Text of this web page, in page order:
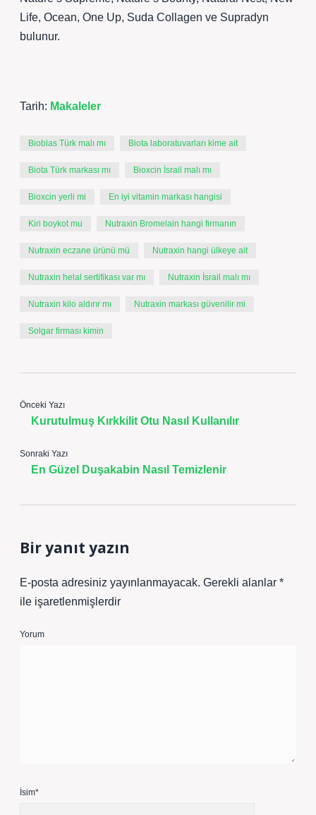
Life, Ocean, One Up, Suda Collagen ve Supradyn
bulunur.
Tarih: Makaleler
Bioblas Türk malı mı Biota laboratuvarları kime ait
Biota Türk markası mı Bioxcin İsrail malı mı
Bioxcin yerli mi En iyi vitamin markası hangisi
Kiri boykot mu Nutraxin Bromelain hangi firmanın
Nutraxin eczane ürünü mü Nutraxin hangi ülkeye ait
Nutraxin helal sertifikası var mı Nutraxin İsrail malı mı
Nutraxin kilo aldırır mı Nutraxin markası güvenilir mi
Solgar firması kimin
Önceki Yazı
Kurutulmuş Kırkkilit Otu Nasıl Kullanılır
Sonraki Yazı
En Güzel Duşakabin Nasıl Temizlenir
Bir yanıt yazın
E-posta adresiniz yayınlanmayacak. Gerekli alanlar *
ile işaretlenmişlerdir
Yorum
İsim*